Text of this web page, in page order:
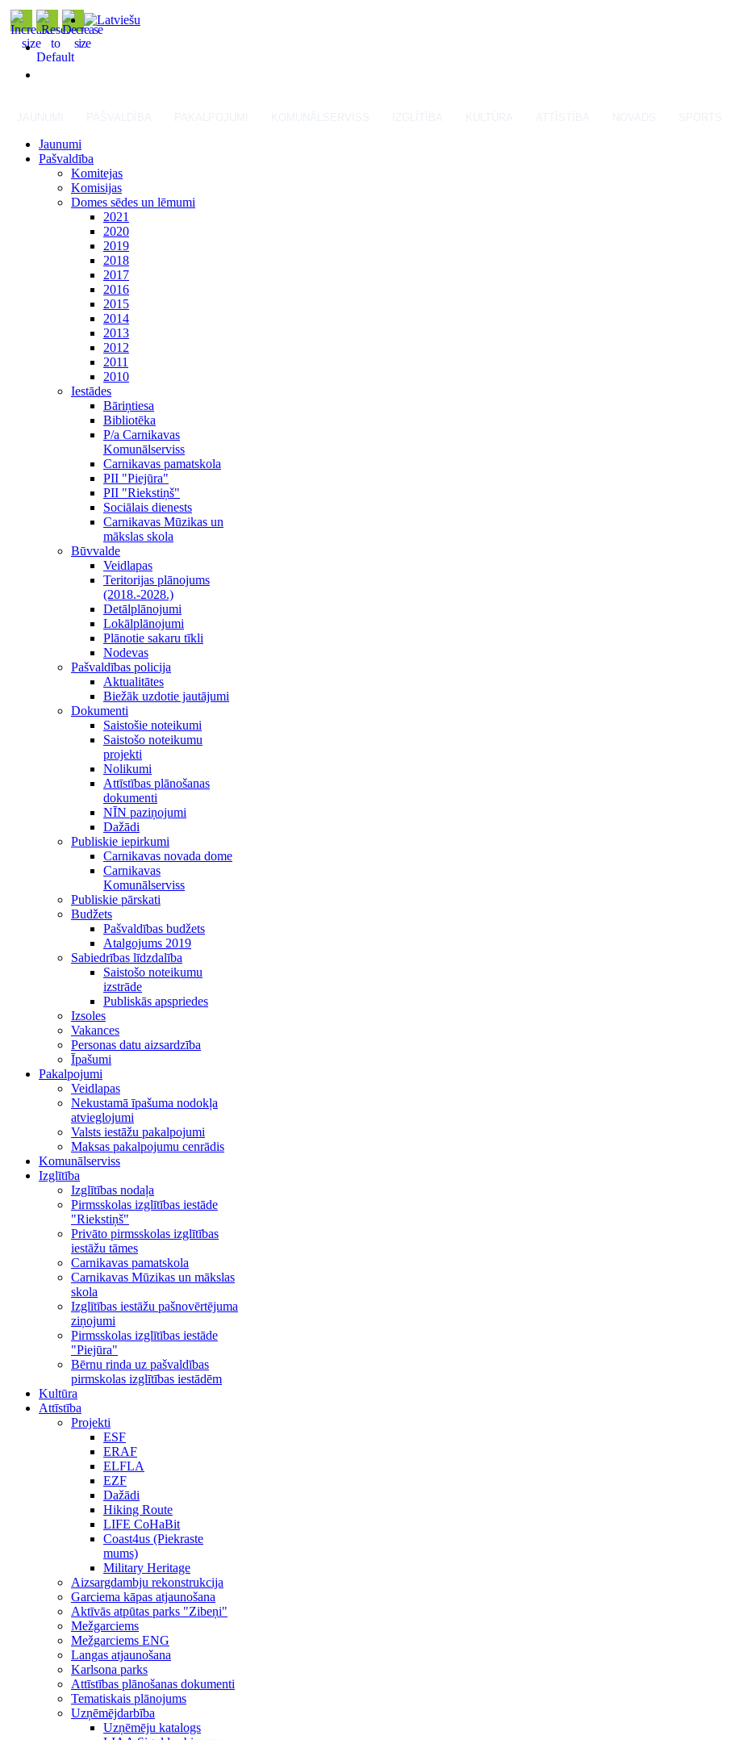
Jaunumi
Pašvaldība
Komitejas
Komisijas
Domes sēdes un lēmumi
2021
2020
2019
2018
2017
2016
2015
2014
2013
2012
2011
2010
Iestādes
Bāriņtiesa
Bibliotēka
P/a Carnikavas
Komunālserviss
Carnikavas pamatskola
PII "Piejūra"
PII "Riekstiņš"
Sociālais dienests
Carnikavas Mūzikas un
mākslas skola
Būvvalde
Veidlapas
Teritorijas plānojums
(2018.-2028.)
Detālplānojumi
Lokālplānojumi
Plānotie sakaru tīkli
Nodevas
Pašvaldības policija
Aktualitātes
Biežāk uzdotie jautājumi
Dokumenti
Saistošie noteikumi
Saistošo noteikumu
projekti
Nolikumi
Attīstības plānošanas
dokumenti
NĪN paziņojumi
Dažādi
Publiskie iepirkumi
Carnikavas novada dome
Carnikavas
Komunālserviss
Publiskie pārskati
Budžets
Pašvaldības budžets
Atalgojums 2019
Sabiedrības līdzdalība
Saistošo noteikumu
izstrāde
Publiskās apspriedes
Izsoles
Vakances
Personas datu aizsardzība
Īpašumi
Pakalpojumi
Veidlapas
Nekustamā īpašuma nodokļa
atvieglojumi
Valsts iestāžu pakalpojumi
Maksas pakalpojumu cenrādis
Komunālserviss
Izglītība
Izglītības nodaļa
Pirmsskolas izglītības iestāde
"Riekstiņš"
Privāto pirmsskolas izglītības
iestāžu tāmes
Carnikavas pamatskola
Carnikavas Mūzikas un mākslas
skola
Izglītības iestāžu pašnovērtējuma
ziņojumi
Pirmsskolas izglītības iestāde
"Piejūra"
Bērnu rinda uz pašvaldības
pirmskolas izglītības iestādēm
Kultūra
Attīstība
Projekti
ESF
ERAF
ELFLA
EZF
Dažādi
Hiking Route
LIFE CoHaBit
Coast4us (Piekraste
mums)
Military Heritage
Aizsargdambju rekonstrukcija
Garciema kāpas atjaunošana
Aktīvās atpūtas parks "Zibeņi"
Mežgarciems
Mežgarciems ENG
Langas atjaunošana
Karlsona parks
Attīstības plānošanas dokumenti
Tematiskais plānojums
Uzņēmējdarbība
Uzņēmēju katalogs